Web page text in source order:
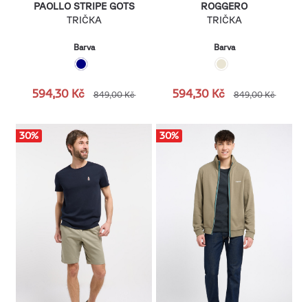
PAOLLO STRIPE GOTS
TRIČKA
Barva
594,30 Kč 849,00 Kč
ROGGERO
TRIČKA
Barva
594,30 Kč 849,00 Kč
30% 30%